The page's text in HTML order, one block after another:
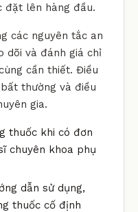
đặt lên hàng đầu.
các nguyên tắc an
dõi và đánh giá chỉ
cần thiết. Điều
thường và điều
gia.
thuốc khi có đơn
chuyên khoa phụ
dẫn sử dụng,
thuốc cố định